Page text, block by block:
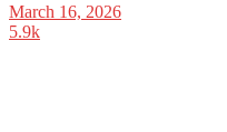
March 16, 2026
5.9k